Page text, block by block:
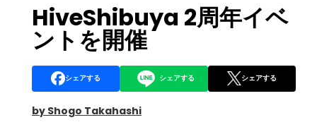
HiveShibuya 2周年イベ
ントを開催
シェアする シェアする シェアする
by Shogo Takahashi